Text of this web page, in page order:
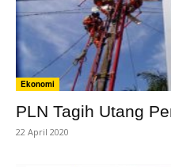
Ekonomi
PLN Tagih Utang
22 April 2020